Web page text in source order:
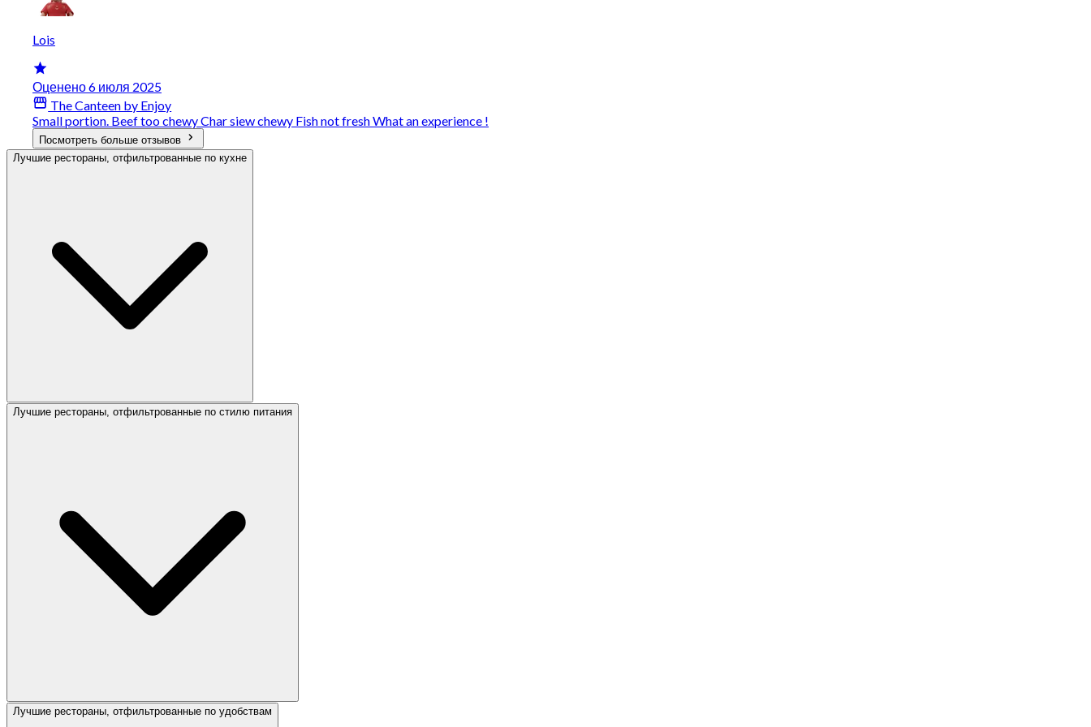
Lois
Оценено 6 июля 2025
The Canteen by Enjoy
Small portion. Beef too chewy Char siew chewy Fish not fresh What an experience !
Посмотреть больше отзывов
Лучшие рестораны, отфильтрованные по кухне
Лучшие рестораны, отфильтрованные по стилю питания
Лучшие рестораны, отфильтрованные по удобствам